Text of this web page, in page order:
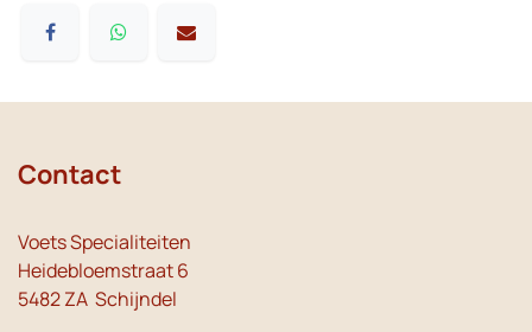
Contact
Voets Specialiteiten
Heidebloemstraat 6
5482 ZA Schijndel